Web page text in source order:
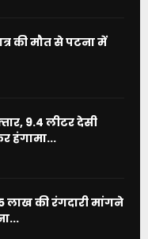
की मौत से पटना में
9.4 लीटर देसी
हंगामा...
लाख की रंगदारी मांगने